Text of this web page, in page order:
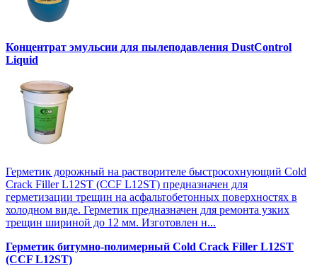
Концентрат эмульсии для пылеподавления DustControl
Liquid
Герметик дорожный на растворителе быстросохнующий Cold
Crack Filler L12SТ (CCF L12SТ) предназначен для
герметизации трещин на асфальтобетонных поверхностях в
холодном виде. Герметик предназначен для ремонта узких
трещин шириной до 12 мм. Изготовлен н...
Герметик битумно-полимерный Cold Crack Filler L12SТ
(CCF L12SТ)